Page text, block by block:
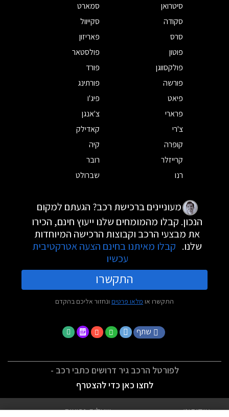
סיטרואן
סמארט
סקודה
סקייוול
סרס
פאריזון
פוטון
פולסטאר
פולקסווגן
פורד
פורשה
פורתינג
פיאט
פיג'ו
פרארי
צ'אנגן
צ'רי
קאדילק
קופרה
קיה
קרייזלר
רובר
רנו
שברולט
מעוניינים ברכישת רכב? הגעתם למקום
הנכון. קבלו מהמומחים שלנו ייעוץ חינם, הכירו
את מבצעי הרכב וקבוצות הרכישה המיוחדות
שלנו. קבלו מאיתנו בחינם הצעה אטרקטיבית
עכשיו
התקשרו
התקשרו או מלאו פרטים ונחזור אליכם בהקדם
שתף
לפורטל הרכב גיר דרושים כתבי רכב -
לחצו כאן כדי להצטרף
אודותינו שאלות נפוצות